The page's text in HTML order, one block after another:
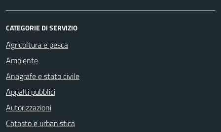
CATEGORIE DI SERVIZIO
Agricoltura e pesca
Ambiente
Anagrafe e stato civile
Appalti pubblici
Autorizzazioni
Catasto e urbanistica